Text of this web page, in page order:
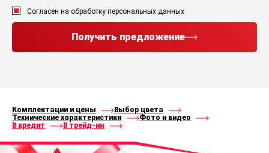
Согласен на обработку персональных данных
Получить предложение
Комплектации и цены
Выбор цвета
Технические характеристики
Фото и видео
В кредит
В трейд-ин